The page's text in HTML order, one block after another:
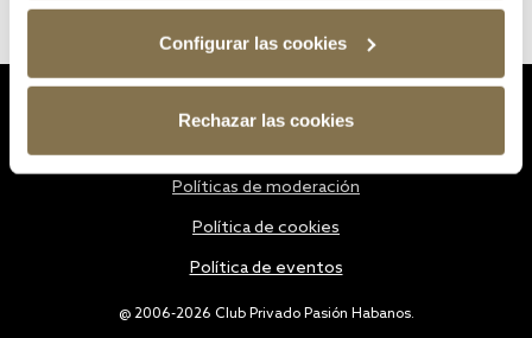
Configurar las cookies
Rechazar las cookies
@ 2006-2026 Club Privado Pasión Habanos.
Políticas de moderación
Política de cookies
Política de eventos